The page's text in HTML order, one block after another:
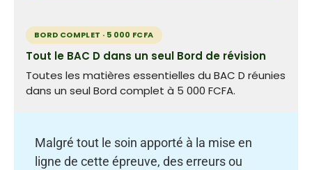
BORD COMPLET · 5 000 FCFA
Tout le BAC D dans un seul Bord de révision
Toutes les matières essentielles du BAC D réunies
dans un seul Bord complet à 5 000 FCFA.
Malgré tout le soin apporté à la mise en
ligne de cette épreuve, des erreurs ou